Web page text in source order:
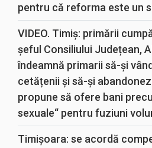
pentru că reforma este un
VIDEO. Timiș: primării
șeful Consiliului Județean,
îndeamnă primarii să-și
cetățenii și să-și
propune să ofere bani
sexuale“ pentru fuziuni
Timișoara: se acordă